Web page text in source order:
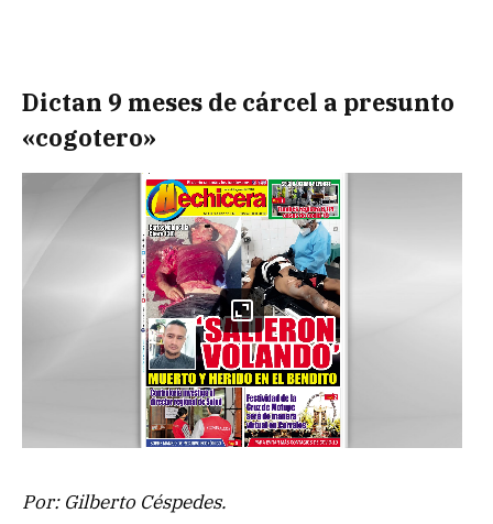
Dictan 9 meses de cárcel a presunto
«cogotero»
Por: Gilberto Céspedes.